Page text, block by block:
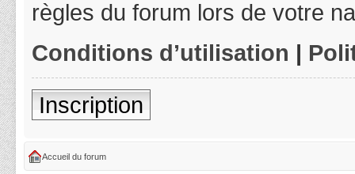
règles du forum lors de votre
Conditions d’utilisation |
Inscription
Accueil du forum